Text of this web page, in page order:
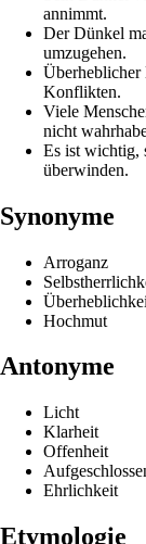
annimmt.
Der Dünkel
umzugehen.
Überheblicher
Konflikten.
Viele
nicht
Es ist wichtig,
überwinden.
Synonyme
Arroganz
Hochmut
Antonyme
Licht
Klarheit
Offenheit
Ehrlichkeit
Etymologie